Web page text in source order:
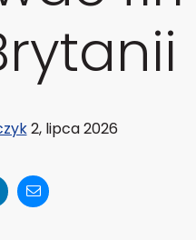
2, lipca 2026